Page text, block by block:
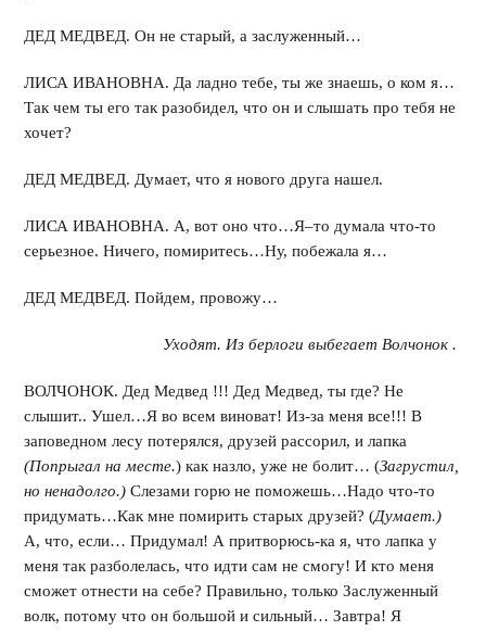
ДЕД МЕДВЕД. Он не старый, а заслуженный…
ЛИСА ИВАНОВНА. Да ладно тебе, ты же знаешь, о ком я…
Так чем ты его так разобидел, что он и слышать про тебя не
хочет?
ДЕД МЕДВЕД. Думает, что я нового друга нашел.
ЛИСА ИВАНОВНА. А, вот оно что…Я–то думала что-то
серьезное. Ничего, помиритесь…Ну, побежала я…
ДЕД МЕДВЕД. Пойдем, провожу…
Уходят. Из берлоги выбегает Волчонок .
ВОЛЧОНОК. Дед Медвед !!! Дед Медвед, ты где? Не
слышит.. Ушел…Я во всем виноват! Из-за меня все!!! В
заповедном лесу потерялся, друзей рассорил, и лапка
(Попрыгал на месте.) как назло, уже не болит… (Загрустил,
но ненадолго.)Слезами горю не поможешь…Надо что-то
придумать…Как мне помирить старых друзей? (Думает.)
А, что, если… Придумал! А притворюсь-ка я, что лапка у
меня так разболелась, что идти сам не смогу! И кто меня
сможет отнести на себе? Правильно, только Заслуженный
волк, потому что он большой и сильный… Завтра! Я